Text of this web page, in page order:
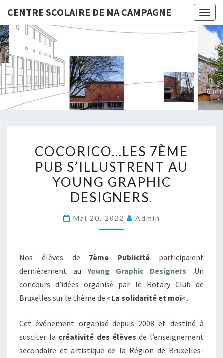
CENTRE SCOLAIRE DE MA CAMPAGNE
CENTRE
DE MA
LES
7ÈME
PUB
S’ILLUSTRENT
YOUNG
COCORICO…LES 7ÈME
PUB S’ILLUSTRENT AU
YOUNG GRAPHIC
DESIGNERS.
Mai 20, 2022 Admin
Nos élèves de 7ème Publicité participaient
dernièrement auYoung Graphic Designers. Un
concours d’idées organisé par le Rotary Club de
Bruxelles sur le thème de « La solidarité et moi« .
Cet événement organisé depuis 2008 et destiné à
susciter la créativité des élèves de l’enseignement
secondaire et artistique de la Région de Bruxelles-